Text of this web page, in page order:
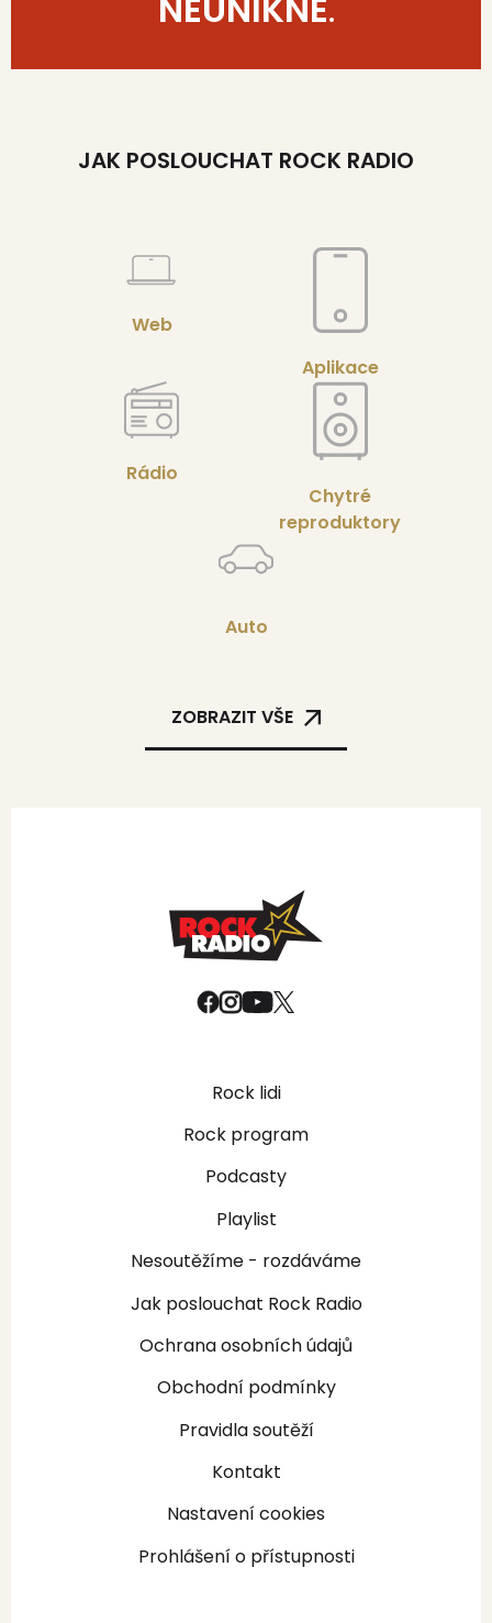
JAK POSLOUCHAT ROCK RADIO
Web
Aplikace
Rádio
Chytré
reproduktory
Auto
ZOBRAZIT VŠE
Rock lidi
Rock program
Podcasty
Playlist
Nesoutěžíme - rozdáváme
Jak poslouchat Rock Radio
Ochrana osobních údajů
Obchodní podmínky
Pravidla soutěží
Kontakt
Nastavení cookies
Prohlášení o přístupnosti